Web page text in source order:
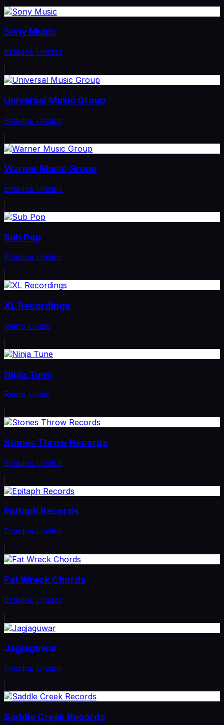
Sony Music
Estados Unidos
Universal Music Group
Estados Unidos
Warner Music Group
Estados Unidos
Sub Pop
Estados Unidos
XL Recordings
Reino Unido
Ninja Tune
Reino Unido
Stones Throw Records
Estados Unidos
Epitaph Records
Estados Unidos
Fat Wreck Chords
Estados Unidos
Jagjaguwar
Estados Unidos
Saddle Creek Records